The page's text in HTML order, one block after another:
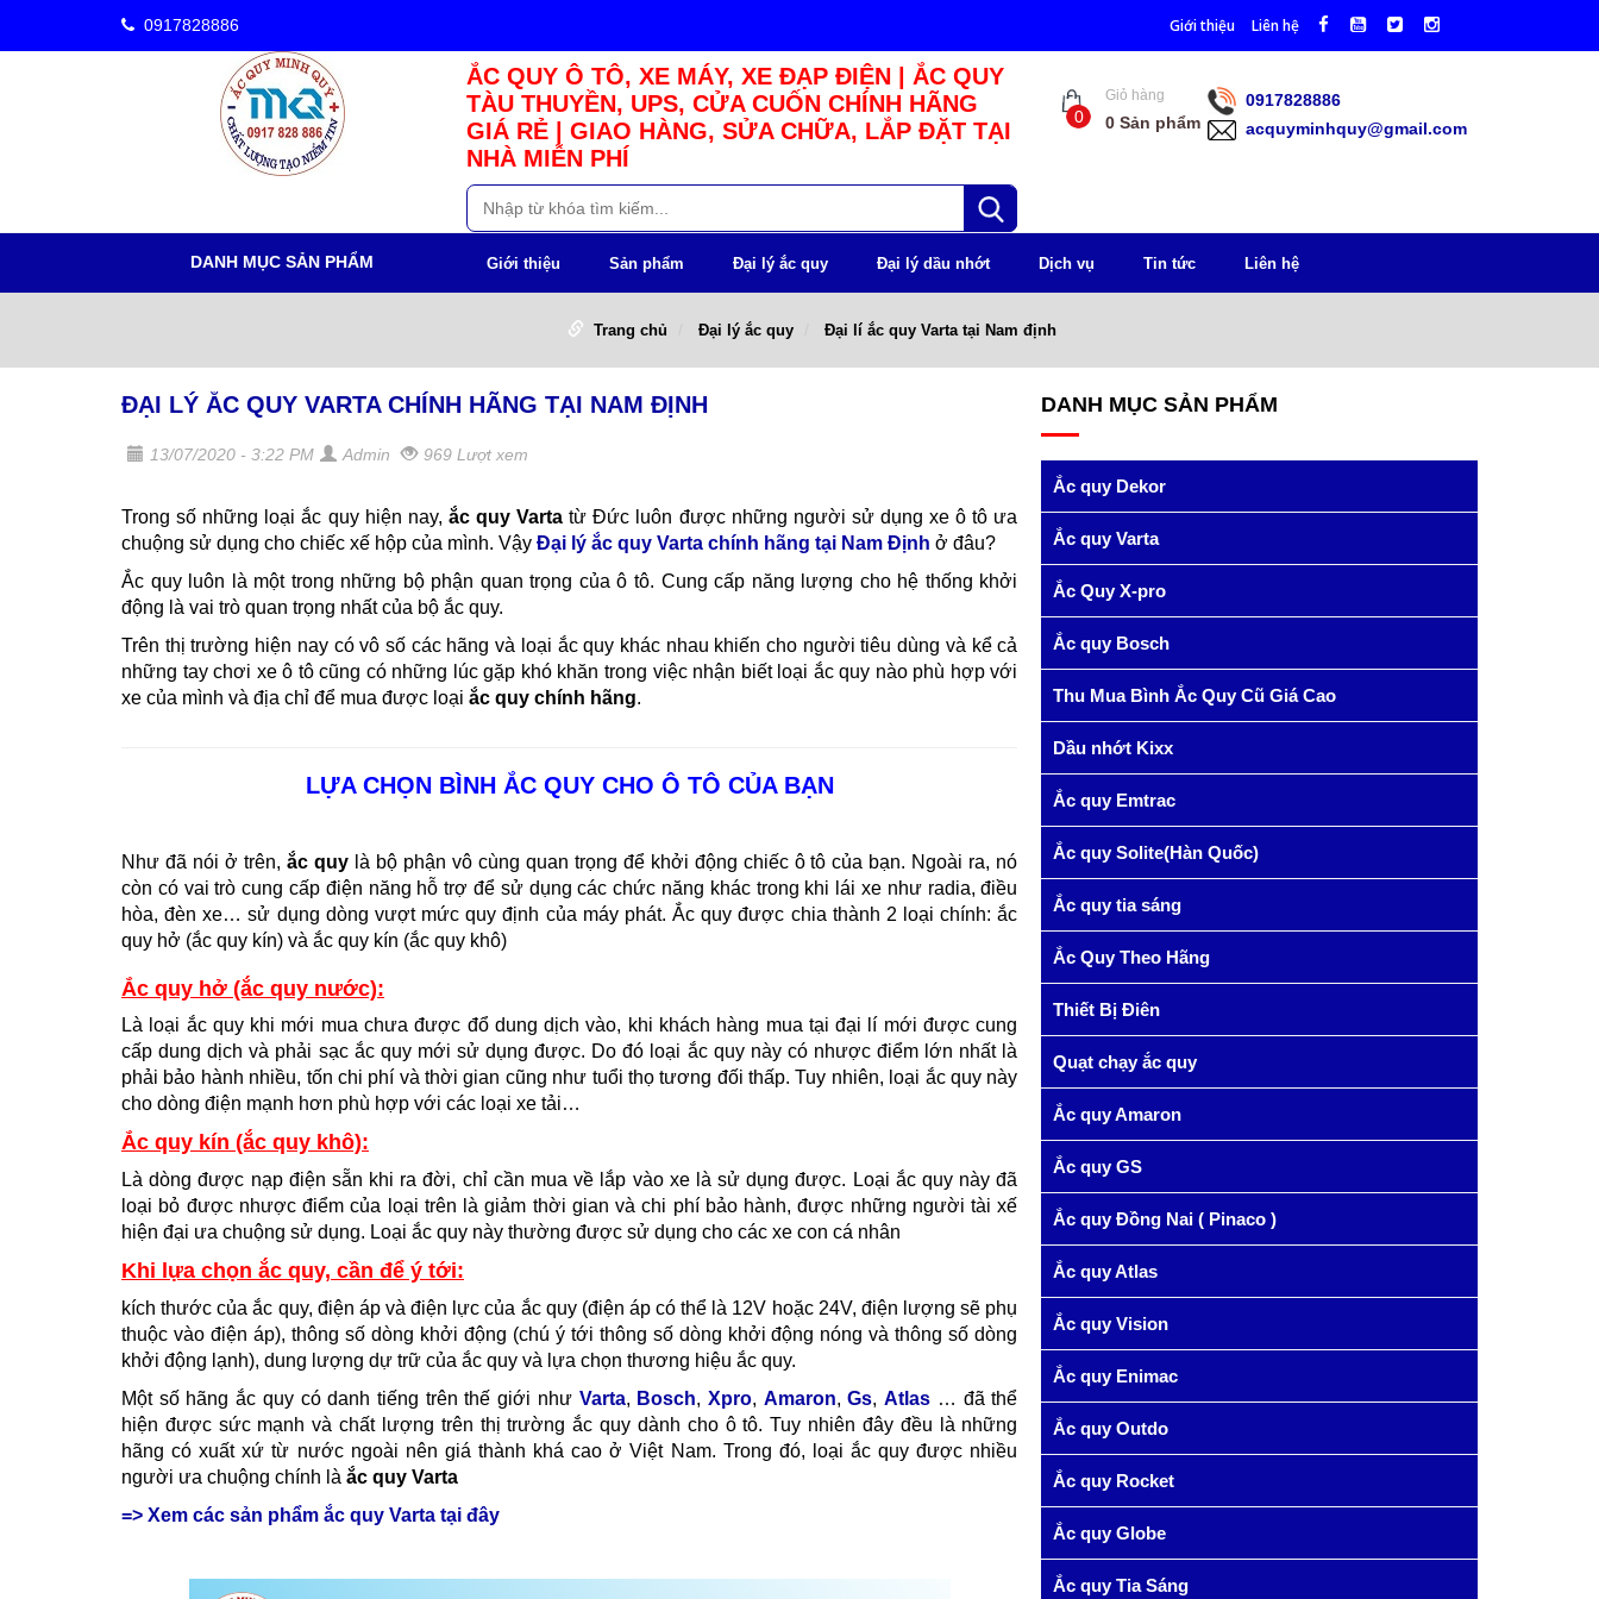
0917828886 Giới thiệu Liên hệ
ẮC QUY Ô TÔ, XE MÁY, XE ĐẠP ĐIỆN | ẮC QUY
TÀU THUYỀN, UPS, CỬA CUỐN CHÍNH HÃNG
GIÁ RẺ | GIAO HÀNG, SỬA CHỮA, LẮP ĐẶT TẠI
NHÀ MIỄN PHÍ
0
Giỏ hàng
0Sản phẩm
0917828886
acquyminhquy@gmail.com
DANH MỤC SẢN PHẨM Giới thiệu Sản phẩm Đại lý ắc quy Đại lý dầu nhớt Dịch vụ Tin tức Liên hệ
Trang chủ Đại lý ắc quy Đại lí ắc quy Varta tại Nam định
ĐẠI LÝ ẮC QUY VARTA CHÍNH HÃNG TẠI NAM ĐỊNH
13/07/2020 - 3:22 PM Admin 969 Lượt xem
Trong số những loại ắc quy hiện nay, ắc quy Varta từ Đức luôn được những người sử dụng xe ô tô ưa
chuộng sử dụng cho chiếc xế hộp của mình. Vậy Đại lý ắc quy Varta chính hãng tại Nam Định ở đâu?
Ắc quy luôn là một trong những bộ phận quan trọng của ô tô. Cung cấp năng lượng cho hệ thống khởi
động là vai trò quan trọng nhất của bộ ắc quy.
Trên thị trường hiện nay có vô số các hãng và loại ắc quy khác nhau khiến cho người tiêu dùng và kể cả
những tay chơi xe ô tô cũng có những lúc gặp khó khăn trong việc nhận biết loại ắc quy nào phù hợp với
xe của mình và địa chỉ để mua được loại ắc quy chính hãng.
LỰA CHỌN BÌNH ẮC QUY CHO Ô TÔ CỦA BẠN
Như đã nói ở trên, ắc quylà bộ phận vô cùng quan trọng để khởi động chiếc ô tô của bạn. Ngoài ra, nó
còn có vai trò cung cấp điện năng hỗ trợ để sử dụng các chức năng khác trong khi lái xe như radia, điều
hòa, đèn xe… sử dụng dòng vượt mức quy định của máy phát. Ắc quy được chia thành 2 loại chính: ắc
quy hở (ắc quy kín) và ắc quy kín (ắc quy khô)
Ắc quy hở (ắc quy nước):
Là loại ắc quy khi mới mua chưa được đổ dung dịch vào, khi khách hàng mua tại đại lí mới được cung
cấp dung dịch và phải sạc ắc quy mới sử dụng được. Do đó loại ắc quy này có nhược điểm lớn nhất là
phải bảo hành nhiều, tốn chi phí và thời gian cũng như tuổi thọ tương đối thấp. Tuy nhiên, loại ắc quy này
cho dòng điện mạnh hơn phù hợp với các loại xe tải…
Ắc quy kín (ắc quy khô):
Là dòng được nạp điện sẵn khi ra đời, chỉ cần mua về lắp vào xe là sử dụng được. Loại ắc quy này đã
loại bỏ được nhược điểm của loại trên là giảm thời gian và chi phí bảo hành, được những người tài xế
hiện đại ưa chuộng sử dụng. Loại ắc quy này thường được sử dụng cho các xe con cá nhân
Khi lựa chọn ắc quy, cần để ý tới:
kích thước của ắc quy, điện áp và điện lực của ắc quy (điện áp có thể là 12V hoặc 24V, điện lượng sẽ phụ
thuộc vào điện áp), thông số dòng khởi động (chú ý tới thông số dòng khởi động nóng và thông số dòng
khởi động lạnh), dung lượng dự trữ của ắc quy và lựa chọn thương hiệu ắc quy.
Một số hãng ắc quy có danh tiếng trên thế giới nhưVarta, Bosch,Xpro, Amaron,Gs,Atlas … đã thể
hiện được sức mạnh và chất lượng trên thị trường ắc quy dành cho ô tô. Tuy nhiên đây đều là những
hãng có xuất xứ từ nước ngoài nên giá thành khá cao ở Việt Nam. Trong đó, loại ắc quy được nhiều
người ưa chuộng chính là ắc quy Varta
=> Xem các sản phẩm ắc quy Varta tại đây
DANH MỤC SẢN PHẨM
Ắc quy Dekor
Ắc quy Varta
Ắc Quy X-pro
Ắc quy Bosch
Thu Mua Bình Ắc Quy Cũ Giá Cao
Dầu nhớt Kixx
Ắc quy Emtrac
Ắc quy Solite(Hàn Quốc)
Ắc quy tia sáng
Ắc Quy Theo Hãng
Thiết Bị Điên
Quạt chạy ắc quy
Ắc quy Amaron
Ắc quy GS
Ắc quy Đồng Nai ( Pinaco )
Ắc quy Atlas
Ắc quy Vision
Ắc quy Enimac
Ắc quy Outdo
Ắc quy Rocket
Ắc quy Globe
Ắc quy Tia Sáng